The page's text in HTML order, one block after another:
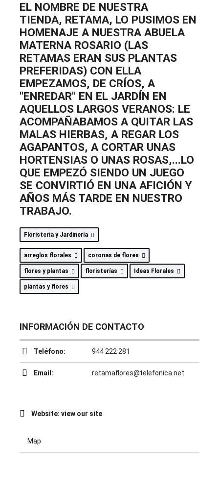
EL NOMBRE DE NUESTRA
TIENDA, RETAMA, LO PUSIMOS EN
HOMENAJE A NUESTRA ABUELA
MATERNA ROSARIO (LAS
RETAMAS ERAN SUS PLANTAS
PREFERIDAS) CON ELLA
EMPEZAMOS, DE CRÍOS, A
"ENREDAR" EN EL JARDÍN EN
AQUELLOS LARGOS VERANOS: LE
ACOMPAÑABAMOS A QUITAR LAS
MALAS HIERBAS, A REGAR LOS
AGAPANTOS, A CORTAR UNAS
HORTENSIAS O UNAS ROSAS,...LO
QUE EMPEZÓ SIENDO UN JUEGO
SE CONVIRTIÓ EN UNA AFICIÓN Y
AÑOS MÁS TARDE EN NUESTRO
TRABAJO.
Floristería y Jardinería
arreglos florales coronas de flores
flores y plantas floristerías Ideas Florales
plantas y flores
INFORMACIÓN DE CONTACTO
Teléfono: 944 222 281
Email: retamaflores@telefonica.net
Website: view our site
Map